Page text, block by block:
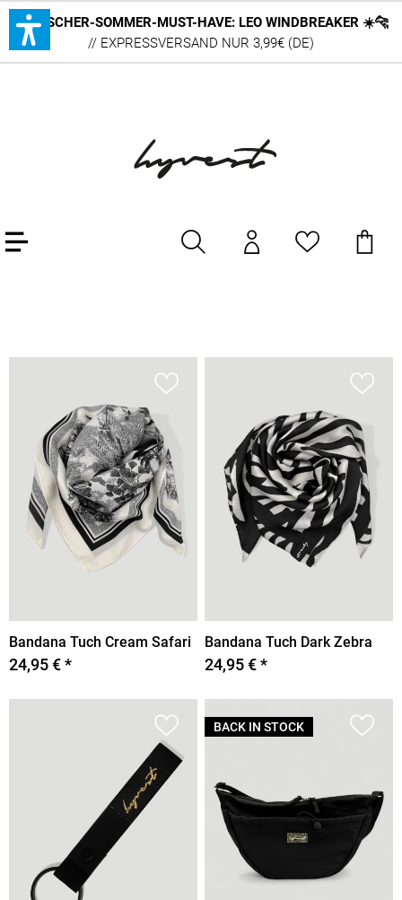
DEUTSCHER-SOMMER-MUST-HAVE: LEO WINDBREAKER ☀️🐆
// EXPRESSVERSAND NUR 3,99€ (DE)
Bandana Tuch Cream Safari
24,95 € *
Bandana Tuch Dark Zebra
24,95 € *
BACK IN STOCK